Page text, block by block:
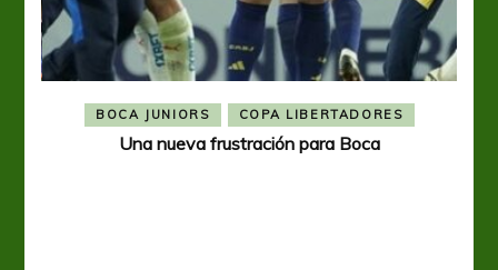
BOCA JUNIORS COPA LIBERTADORES
Una nueva frustración para Boca